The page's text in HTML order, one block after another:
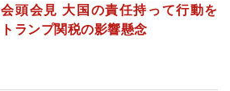
会頭会見 大国の責任持って行動を
トランプ関税の影響懸念